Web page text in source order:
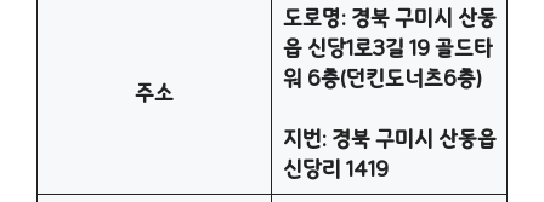
주소
도로명: 경북 구미시 산동
읍 신당1로3길 19 골드타
워 6층(던킨도너츠6층)
지번: 경북 구미시 산동읍
신당리 1419